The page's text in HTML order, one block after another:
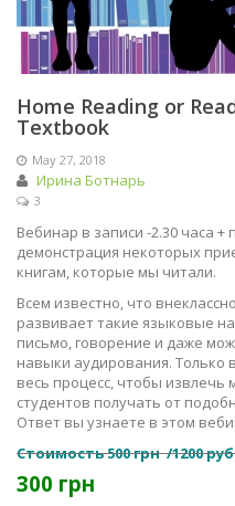
Home Reading or
Textbook
May 27, 2018
Ирина Ботнарь
3
Вебинар в записи -2.30 часа +
демонстрация некоторых
книгам, которые мы читали.
Всем известно, что
развивает такие языковые
письмо, говорение и даже
навыки аудирования. Только
весь процесс, чтобы извлечь
студентов получать от
Ответ вы узнаете в этом
Стоимость 500 грн /1200
300 грн